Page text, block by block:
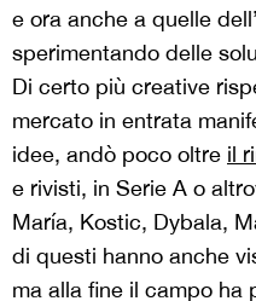
e ora anche a quelle
sperimentando delle
Di certo più creative
mercato in entrata
idee, andò poco oltre il
e rivisti, in Serie A o
María, Kostic, Dybala,
di questi hanno anche
ma alla fine il campo ha